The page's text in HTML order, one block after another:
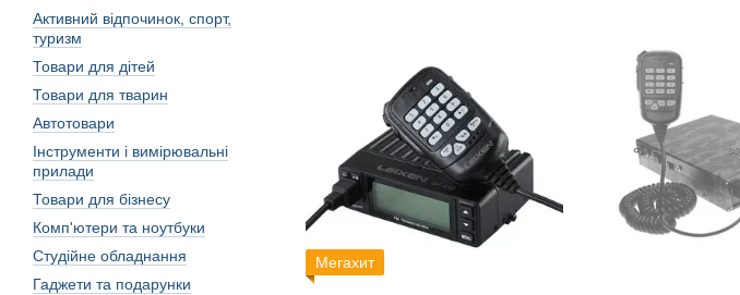
Мегахит
Активний відпочинок, спорт,
туризм
Товари для дітей
Товари для тварин
Автотовари
Інструменти і вимірювальні
прилади
Товари для бізнесу
Комп'ютери та ноутбуки
Студійне обладнання
Гаджети та подарунки